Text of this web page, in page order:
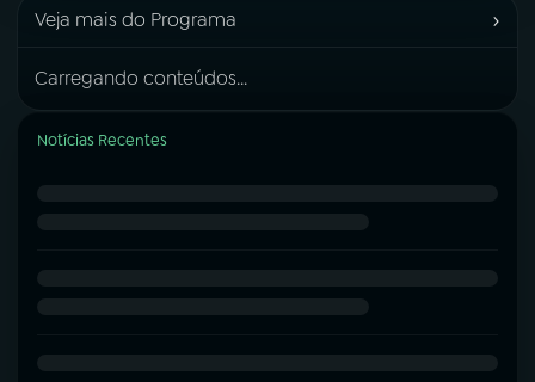
Veja mais do Programa ›
Carregando conteúdos...
Notícias Recentes